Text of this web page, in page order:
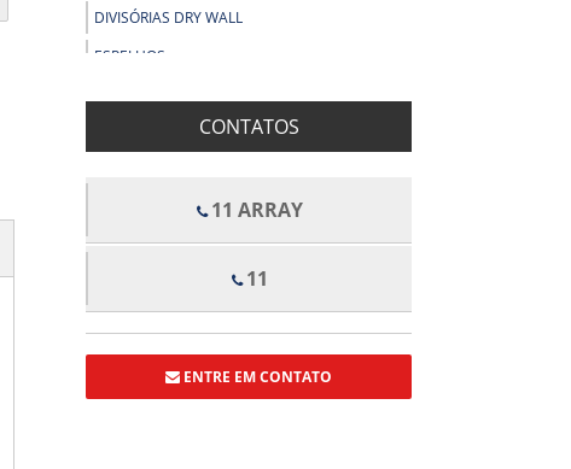
DIVISÓRIAS DRY WALL
ESPELHOS
ESPELHOS DECORATIVOS
FORROS DE FIBRA MINERAL
FORROS DE GESSO ACARTONADO
FORROS DE PVC
CONTATOS
11 ARRAY
11
ENTRE EM CONTATO